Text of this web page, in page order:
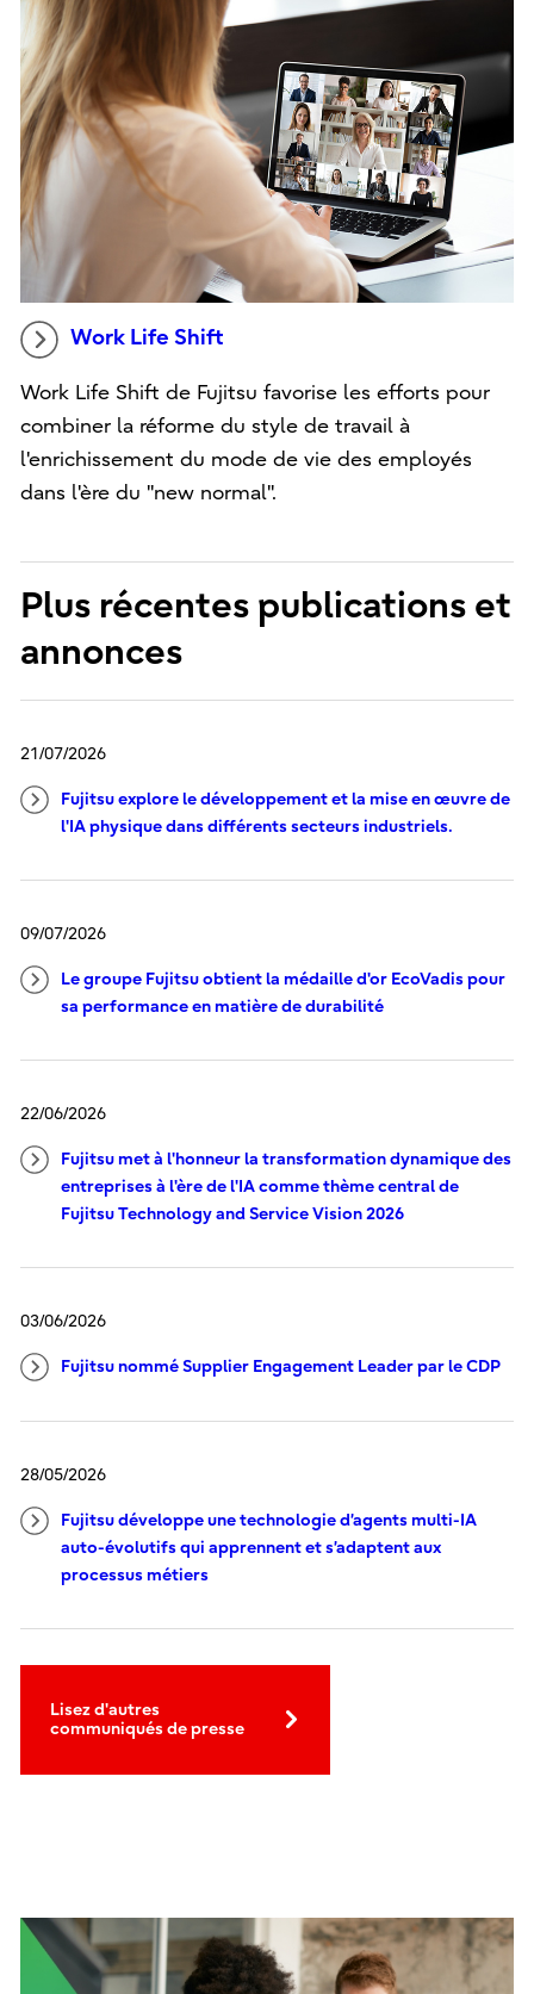
Work Life Shift
Work Life Shift de Fujitsu favorise les efforts pour
combiner la réforme du style de travail à
l'enrichissement du mode de vie des employés
dans l'ère du "new normal".
Plus récentes publications et
annonces
21/07/2026
Fujitsu explore le développement et la mise en œuvre de
l'IA physique dans différents secteurs industriels.
09/07/2026
Le groupe Fujitsu obtient la médaille d'or EcoVadis pour
sa performance en matière de durabilité
22/06/2026
Fujitsu met à l'honneur la transformation dynamique des
entreprises à l'ère de l'IA comme thème central de
Fujitsu Technology and Service Vision 2026
03/06/2026
Fujitsu nommé Supplier Engagement Leader par le CDP
28/05/2026
Fujitsu développe une technologie d’agents multi-IA
auto-évolutifs qui apprennent et s’adaptent aux
processus métiers
Lisez d'autres
communiqués de presse